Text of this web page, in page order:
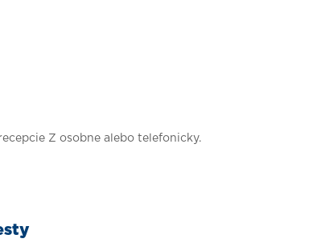
Z osobne alebo telefonicky.